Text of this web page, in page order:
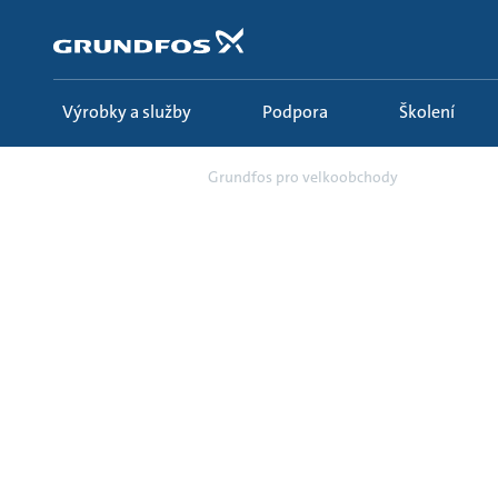
Výrobky a služby Podpora Školení
Grundfos pro velkoobchody